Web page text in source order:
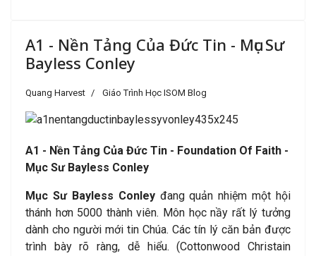
A1 - Nền Tảng Của Đức Tin - Mục Sư
Bayless Conley
Quang Harvest Giáo Trình Học ISOM Blog
A1 - Nền Tảng Của Đức Tin - Foundation Of Faith -
Mục Sư Bayless Conley
Mục Sư Bayless Conley đang quản nhiệm một hội
thánh hơn 5000 thành viên. Môn học nầy rất lý tưởng
dành cho người mới tin Chúa. Các tín lý căn bản được
trình bày rõ ràng, dễ hiểu. (Cottonwood Christain